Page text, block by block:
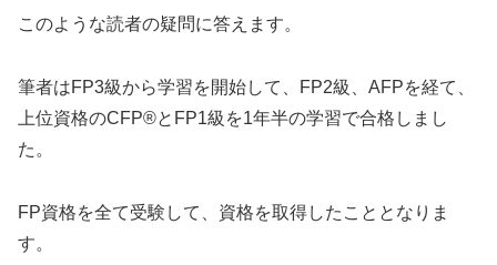
このような読者の疑問に答えます。
筆者はFP3級から学習を開始して、FP2級、AFPを経て、
上位資格のCFP®とFP1級を1年半の学習で合格しまし
た。
FP資格を全て受験して、資格を取得したこととなりま
す。